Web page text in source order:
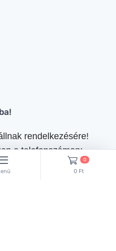
rendelkezésére!
a telefonszámon:
0
0 Ft